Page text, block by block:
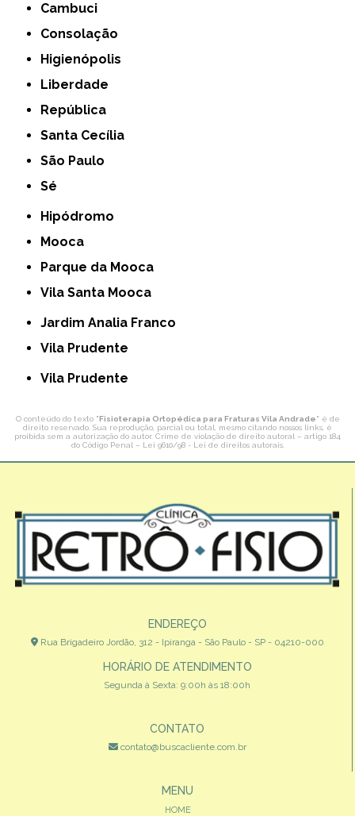
Cambuci
Consolação
Higienópolis
Liberdade
República
Santa Cecília
São Paulo
Sé
Hipódromo
Mooca
Parque da Mooca
Vila Santa Mooca
Jardim Analia Franco
Vila Prudente
Vila Prudente
O conteúdo do texto "Fisioterapia Ortopédica para Fraturas Vila Andrade" é de
direito reservado. Sua reprodução, parcial ou total, mesmo citando nossos links, é
proibida sem a autorização do autor. Crime de violação de direito autoral – artigo 184
do Código Penal – Lei 9610/98 - Lei de direitos autorais.
ENDEREÇO
Rua Brigadeiro Jordão, 312 - Ipiranga - São Paulo - SP - 04210-000
HORÁRIO DE ATENDIMENTO
Segunda à Sexta: 9:00h às 18:00h
CONTATO
contato@buscacliente.com.br
MENU
HOME